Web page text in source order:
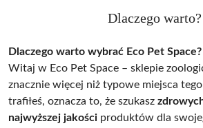
Dlaczego warto?
Dlaczego warto wybrać Eco Pet Space?
Witaj w Eco Pet Space – sklepie
znacznie więcej niż typowe miejsca
trafiłeś, oznacza to, że szukasz
najwyższej jakości produktów dla